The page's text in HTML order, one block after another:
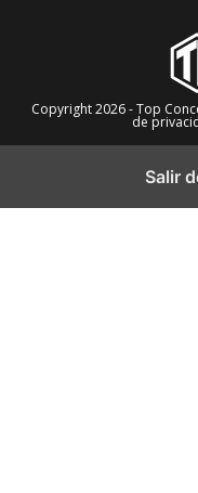
Copyright 2026 - Top
de
Salir